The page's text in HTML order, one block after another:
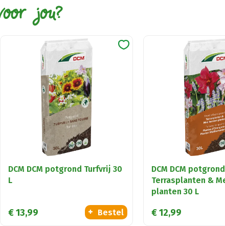
jou?
DCM DCM potgrond Turfvrij 30
L
€13,99 Bestel
DCM DCM potgrond
Terrasplanten &
planten 30 L
€12,99